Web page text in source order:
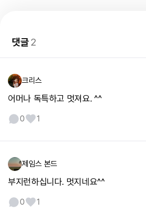
댓글2
크리스
어머나 독특하고 멋져요. ^^
0 1
제임스 본드
부지런하십니다. 멋지네요^^
0 1